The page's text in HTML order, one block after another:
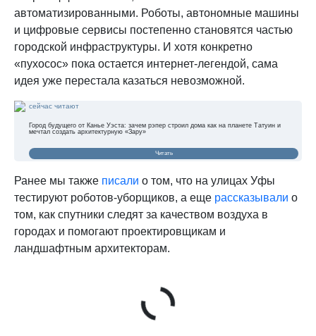
автоматизированными. Роботы, автономные машины
и цифровые сервисы постепенно становятся частью
городской инфраструктуры. И хотя конкретно
«пухосос» пока остается интернет-легендой, сама
идея уже перестала казаться невозможной.
сейчас читают
Город будущего от Канье Уэста: зачем рэпер строил дома как на планете Татуин и
мечтал создать архитектурную «Зару»
Читать
Ранее мы также писали о том, что на улицах Уфы
тестируют роботов-уборщиков, а еще рассказывали о
том, как спутники следят за качеством воздуха в
городах и помогают проектировщикам и
ландшафтным архитекторам.